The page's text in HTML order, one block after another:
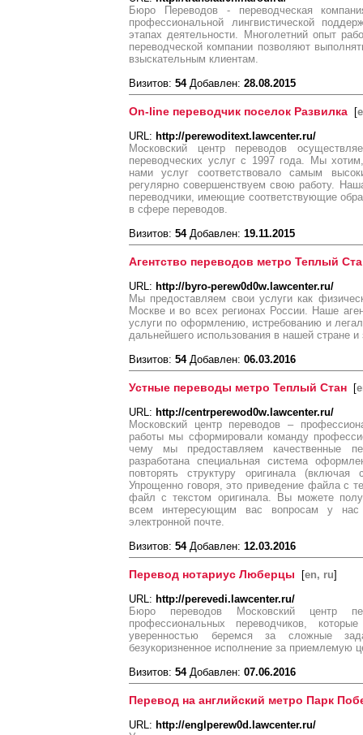
Бюро Переводов - переводческая
профессиональной лингвистической
этапах деятельности. Многолетний опыт
переводческой компании позволяют
взыскательным клиентам.
Визитов: 54Добавлен: 28.08.2015
On-line переводчик поселок Развилка [
URL: http://perewoditext.lawcenter.ru/
Московский центр переводов
переводческих услуг с 1997 года. Мы
нами услуг соответствовало самым
регулярно совершенствуем свою работу.
переводчики, имеющие соответствующие
в сфере переводов.
Визитов: 54Добавлен: 19.11.2015
Агентство переводов метро Теплый
URL: http://byro-perew0d0w.lawcenter.ru/
Мы предоставляем свои услуги как
Москве и во всех регионах России. Наше
услуги по оформлению, истребованию и
дальнейшего использования в нашей стране и
Визитов: 54Добавлен: 06.03.2016
Устные переводы метро Теплый Стан [
URL: http://centrperewod0w.lawcenter.ru/
Московский центр переводов –
работы мы сформировали команду
чему мы предоставляем качественные
разработана специальная система
повторять структуру оригинала
Упрощенно говоря, это приведение файла с
файл с текстом оригинала. Вы можете
всем интересующим вас вопросам у
электронной почте.
Визитов: 54Добавлен: 12.03.2016
Перевод нотариус Люберцы [en, ru]
URL: http://perevedi.lawcenter.ru/
Бюро переводов Московский центр
профессиональных переводчиков,
уверенностью беремся за сложные
безукоризненное исполнение за приемлемую
Визитов: 54Добавлен: 07.06.2016
Перевод на английский метро Парк
URL: http://englperew0d.lawcenter.ru/